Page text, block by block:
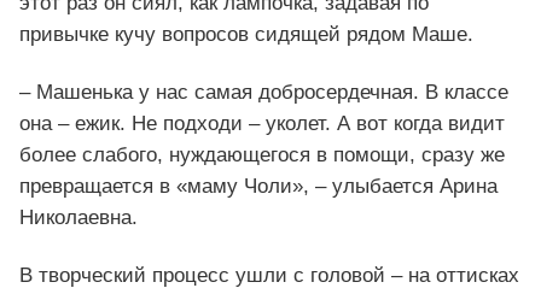
привычке кучу вопросов сидящей рядом Маше.
– Машенька у нас самая добросердечная. В классе
она – ежик. Не подходи – уколет. А вот когда видит
более слабого, нуждающегося в помощи, сразу же
превращается в «маму Чоли», – улыбается Арина
Николаевна.
В творческий процесс ушли с головой – на оттисках